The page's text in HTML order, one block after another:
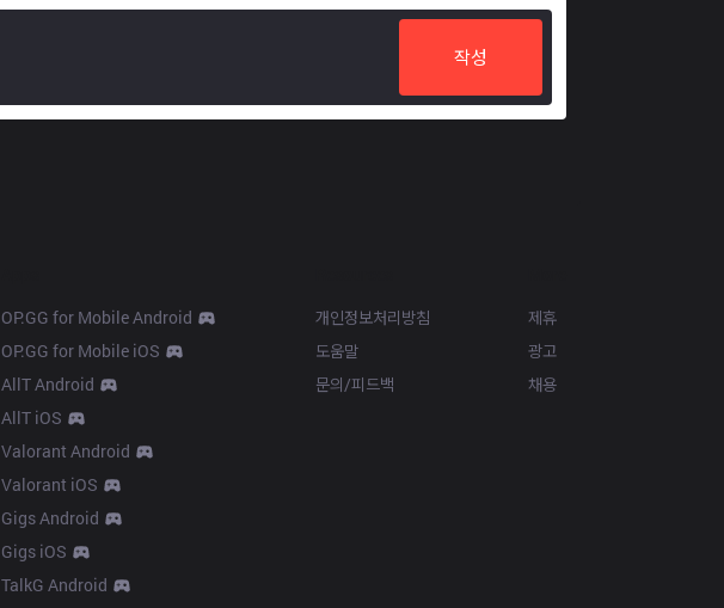
작성
OP.GG for Mobile Android
OP.GG for Mobile iOS
AllT Android
AllT iOS
Valorant Android
Valorant iOS
Gigs Android
Gigs iOS
TalkG Android
개인정보처리방침
도움말
문의/피드백
제휴
광고
채용